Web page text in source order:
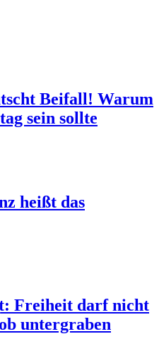
Beifall! Warum
sein sollte
heißt das
Freiheit darf nicht
untergraben